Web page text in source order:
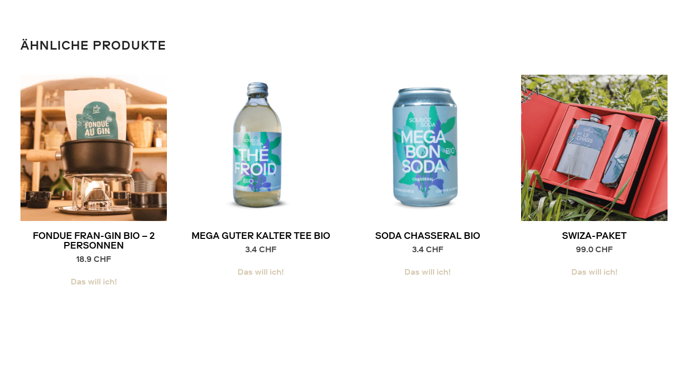
ÄHNLICHE PRODUKTE
FONDUE FRAN-GIN BIO – 2
PERSONNEN
18.9 CHF
Das will ich!
MEGA GUTER KALTER TEE BIO
3.4 CHF
Das will ich!
SODA CHASSERAL BIO
3.4 CHF
Das will ich!
SWIZA-PAKET
99.0 CHF
Das will ich!